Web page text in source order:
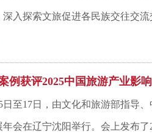
深入探索文旅促进各民族交往交流
例获评2025中国旅游产业影
日至17日，由文化和旅游部指导
会在辽宁沈阳举行。会上发布了